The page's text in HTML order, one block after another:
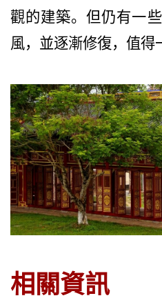
觀的建築。但仍有一
風，並逐漸修復，值得
相關資訊